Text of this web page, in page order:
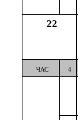
22
ЧАС 4